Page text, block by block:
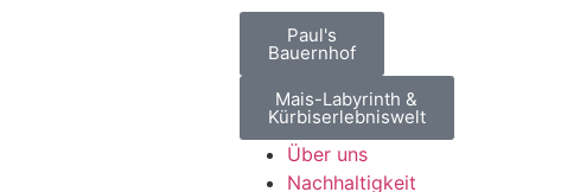
Paul's
Bauernhof
Mais-Labyrinth &
Kürbiserlebniswelt
Über uns
Nachhaltigkeit